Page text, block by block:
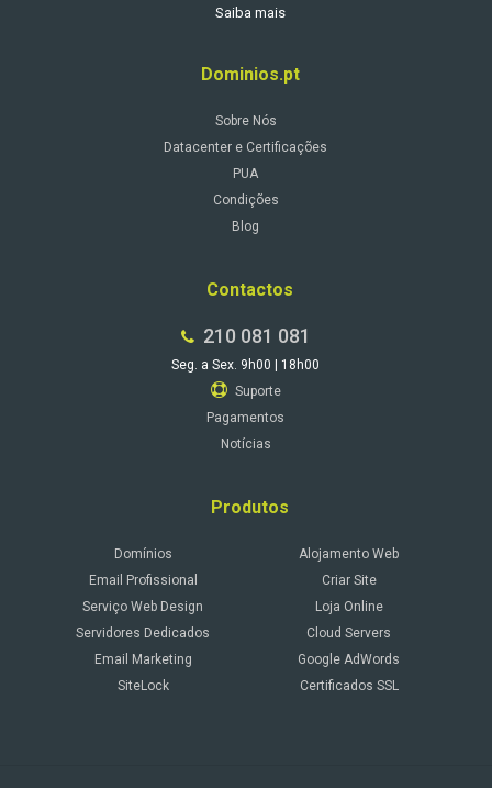
Saiba mais
Dominios.pt
Sobre Nós
Datacenter e Certificações
PUA
Condições
Blog
Contactos
210 081 081
Seg. a Sex. 9h00 | 18h00
Suporte
Pagamentos
Notícias
Produtos
Domínios
Alojamento Web
Email Profissional
Criar Site
Serviço Web Design
Loja Online
Servidores Dedicados
Cloud Servers
Email Marketing
Google AdWords
SiteLock
Certificados SSL